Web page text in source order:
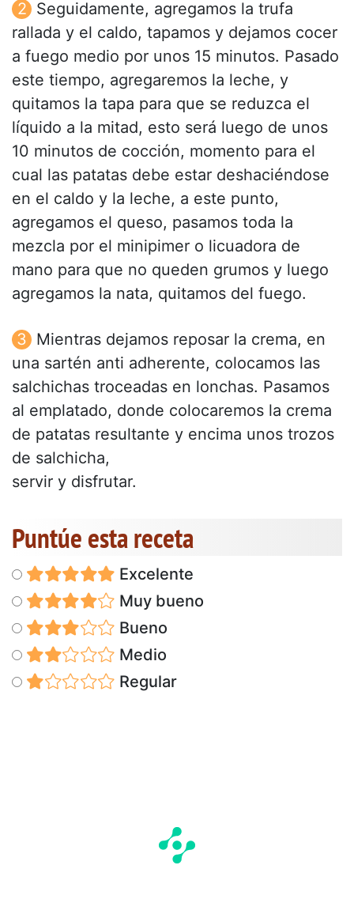
Seguidamente, agregamos la trufa
rallada y el caldo, tapamos y dejamos cocer
a fuego medio por unos 15 minutos. Pasado
este tiempo, agregaremos la leche, y
quitamos la tapa para que se reduzca el
líquido a la mitad, esto será luego de unos
10 minutos de cocción, momento para el
cual las patatas debe estar deshaciéndose
en el caldo y la leche, a este punto,
agregamos el queso, pasamos toda la
mezcla por el minipimer o licuadora de
mano para que no queden grumos y luego
agregamos la nata, quitamos del fuego.
Mientras dejamos reposar la crema, en
una sartén anti adherente, colocamos las
salchichas troceadas en lonchas. Pasamos
al emplatado, donde colocaremos la crema
de patatas resultante y encima unos trozos
de salchicha,
servir y disfrutar.
Puntúe esta receta
Excelente
Muy bueno
Bueno
Medio
Regular